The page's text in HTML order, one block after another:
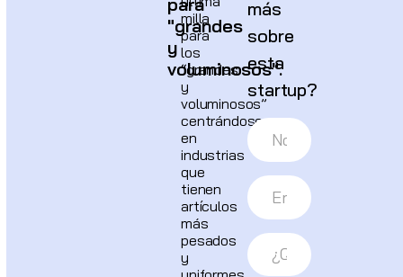
"grandes
y
voluminosos".
milla
para
los
“grandes
y
voluminosos”
centrándose
en
industrias
que
tienen
artículos
más
pesados
y
más
sobre
esta
startup?